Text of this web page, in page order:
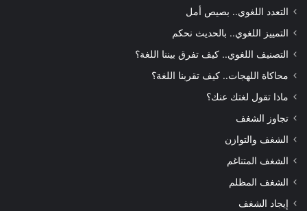
التعدد اللغوي.. بصيص أمل
التمييز اللغوي.. بالحديث نحكم
التصنيف اللغوي.. كيف تفرق بيننا اللغة؟
محاكاة اللهجات.. كيف تقربنا اللغة؟
ماذا تقول لغتك عنك؟
تجاوز الشغف
الشغف والتوازن
الشغف المتناغم
الشغف المظلم
إيجاد الشغف